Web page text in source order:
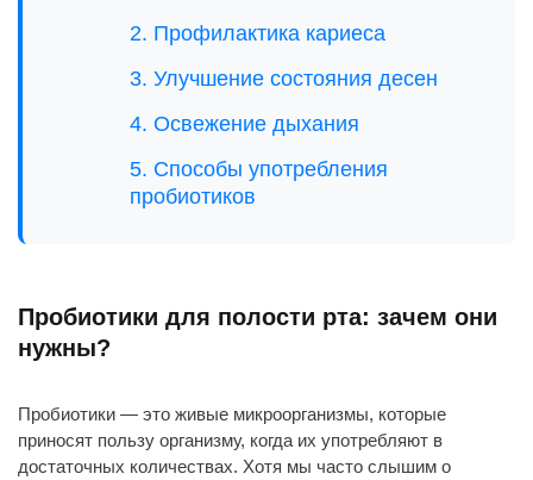
2. Профилактика кариеса
3. Улучшение состояния десен
4. Освежение дыхания
5. Способы употребления
пробиотиков
Включение пробиотиков в ваш
пробиотики не заменяют
регулярную гигиену полости рта
Пробиотики для полости рта: зачем они
нужны?
Пробиотики — это живые микроорганизмы, которые
приносят пользу организму, когда их употребляют в
достаточных количествах. Хотя мы часто слышим о